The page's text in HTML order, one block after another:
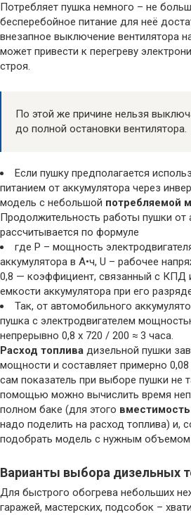
Потребляет пушка немного – не
бесперебойное питание для неё
внезапное выключение вентилятора
может привести к перегреву
строя.
По этой же причине нельзя
до полной остановки вентилятора.
Если пушку предполагается
питанием от аккумулятора через
модель с небольшой потребляемой
Продолжительность работы пушки от
рассчитывается по формуле
где Р – мощность
аккумулятора в А•ч, U – рабочее
0,8 — коэффициент, связанный с КПД
емкости аккумулятора при его
Так, от автомобильного
пушка с электродвигателем
непрерывно 0,8 х 720 / 200 ≈ 3 часа.
Расход топлива дизельной пушки
мощности и составляет примерно 0,08
сам показатель при выборе пушки не
помощью можно вычислить время
полном баке (для этого
надо поделить на расход топлива) и,
подобрать модель с нужным объемом
Варианты выбора дизельных
Для быстрого обогрева небольших
гаражей, мастерских, подсобок –